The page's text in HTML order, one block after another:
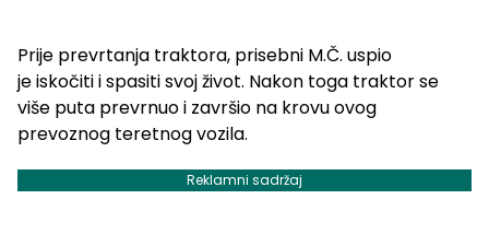
Prije prevrtanja traktora, prisebni M.Č. uspio
je iskočiti i spasiti svoj život. Nakon toga traktor se
više puta prevrnuo i završio na krovu ovog
prevoznog teretnog vozila.
Reklamni sadržaj